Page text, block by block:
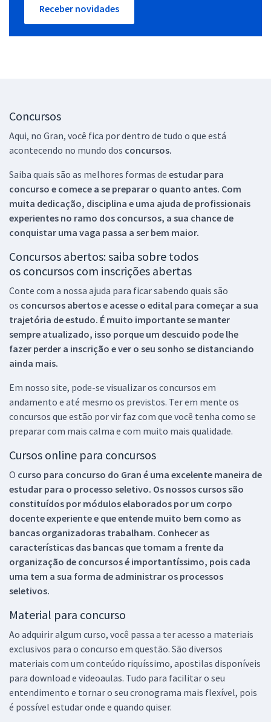
Receber novidades
Concursos
Aqui, no Gran, você fica por dentro de tudo o que está
acontecendo no mundo dos concursos.
Saiba quais são as melhores formas de estudar para
concurso e comece a se preparar o quanto antes. Com
muita dedicação, disciplina e uma ajuda de profissionais
experientes no ramo dos concursos, a sua chance de
conquistar uma vaga passa a ser bem maior.
Concursos abertos: saiba sobre todos
os concursos com inscrições abertas
Conte com a nossa ajuda para ficar sabendo quais são
os concursos abertos e acesse o edital para começar a sua
trajetória de estudo. É muito importante se manter
sempre atualizado, isso porque um descuido pode lhe
fazer perder a inscrição e ver o seu sonho se distanciando
ainda mais.
Em nosso site, pode-se visualizar os concursos em
andamento e até mesmo os previstos. Ter em mente os
concursos que estão por vir faz com que você tenha como se
preparar com mais calma e com muito mais qualidade.
Cursos online para concursos
O curso para concurso do Gran é uma excelente maneira de
estudar para o processo seletivo. Os nossos cursos são
constituídos por módulos elaborados por um corpo
docente experiente e que entende muito bem como as
bancas organizadoras trabalham. Conhecer as
características das bancas que tomam a frente da
organização de concursos é importantíssimo, pois cada
uma tem a sua forma de administrar os processos
seletivos.
Material para concurso
Ao adquirir algum curso, você passa a ter acesso a materiais
exclusivos para o concurso em questão. São diversos
materiais com um conteúdo riquíssimo, apostilas disponíveis
para download e videoaulas. Tudo para facilitar o seu
entendimento e tornar o seu cronograma mais flexível, pois
é possível estudar onde e quando quiser.